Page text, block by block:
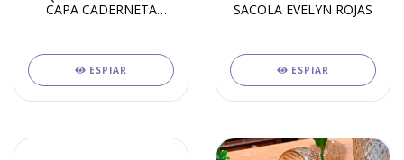
CAPA CADERNETA
ESPIAR
SACOLA EVELYN ROJAS
ESPIAR